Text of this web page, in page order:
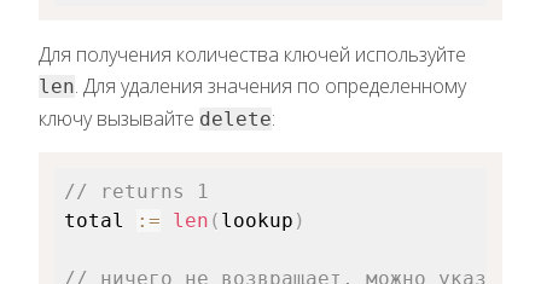
Для получения количества ключей используйте
len. Для удаления значения по определенному
ключу вызывайте delete:
// returns 1
total
:= len ( lookup )
// ничего не возвращает, можно